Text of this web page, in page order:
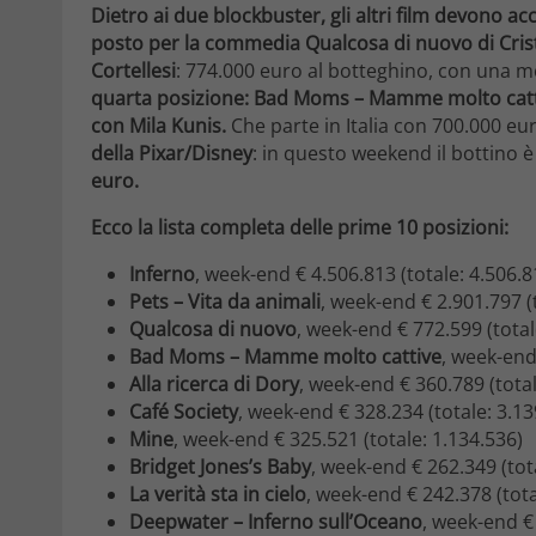
Dietro ai due blockbuster, gli altri film devono
posto per la commedia Qualcosa di nuovo di
Cortellesi: 774.000 euro al botteghino, con una
quarta posizione: Bad Moms – Mamme molto
con Mila Kunis. Che parte in Italia con 700.000
della Pixar/Disney: in questo weekend il bottino
euro.
Ecco la lista completa delle prime 10 posizioni:
Inferno, week-end € 4.506.813 (totale:
Pets – Vita da animali, week-end € 2.901.797
Qualcosa di nuovo, week-end € 772.599
Bad Moms – Mamme molto cattive, week-
Alla ricerca di Dory, week-end € 360.789
Café Society, week-end € 328.234 (totale:
Mine, week-end € 325.521 (totale: 1.134.536)
Bridget Jones’s Baby, week-end € 262.349
La verità sta in cielo, week-end € 242.378
Deepwater – Inferno sull’Oceano, week-end